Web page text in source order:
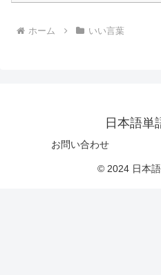
ホーム いい言葉
日本語単
お問い合わせ
© 2024 日本語